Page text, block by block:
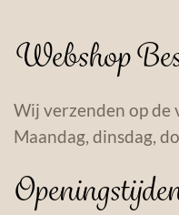
Webshop
Wij verzenden op de
Maandag, dinsdag,